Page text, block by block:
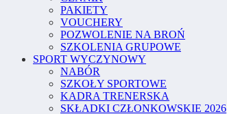
PAKIETY
VOUCHERY
POZWOLENIE NA BROŃ
SZKOLENIA GRUPOWE
SPORT WYCZYNOWY
NABÓR
SZKOŁY SPORTOWE
KADRA TRENERSKA
SKŁADKI CZŁONKOWSKIE 2026